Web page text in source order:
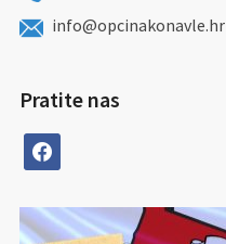
info@opcinakonavle.hr
Pratite nas
facebook